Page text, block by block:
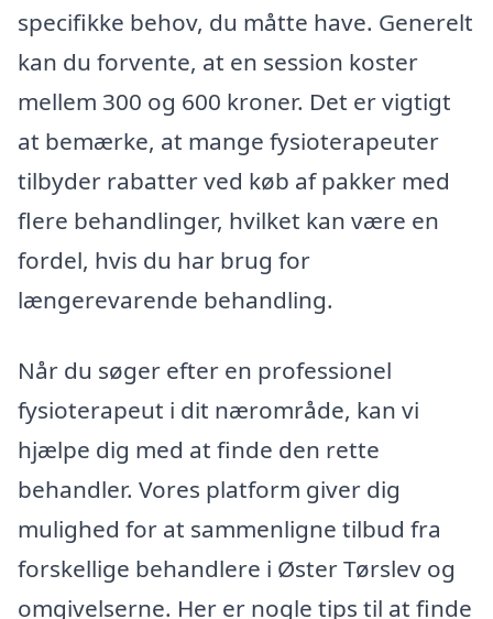
specifikke behov, du måtte have. Generelt
kan du forvente, at en session koster
mellem 300 og 600 kroner. Det er vigtigt
at bemærke, at mange fysioterapeuter
tilbyder rabatter ved køb af pakker med
flere behandlinger, hvilket kan være en
fordel, hvis du har brug for
længerevarende behandling.
Når du søger efter en professionel
fysioterapeut i dit nærområde, kan vi
hjælpe dig med at finde den rette
behandler. Vores platform giver dig
mulighed for at sammenligne tilbud fra
forskellige behandlere i Øster Tørslev og
omgivelserne. Her er nogle tips til at finde